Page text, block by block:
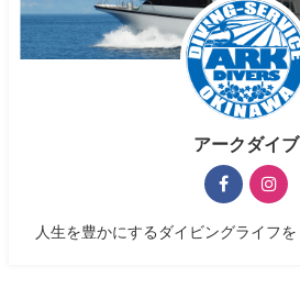
アークダイブ
人生を豊かにするダイビングライフを